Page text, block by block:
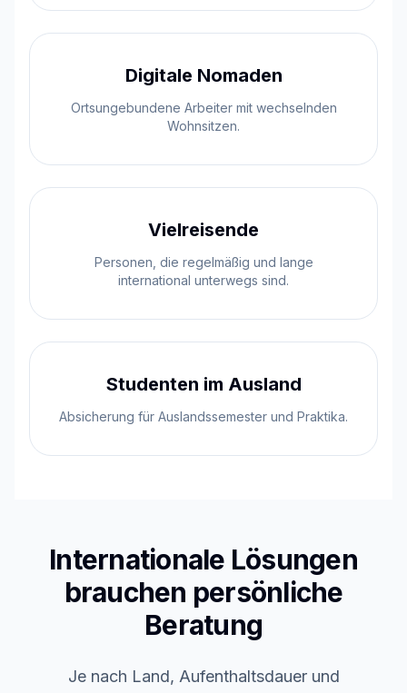
Digitale Nomaden
Ortsungebundene Arbeiter mit wechselnden
Wohnsitzen.
Vielreisende
Personen, die regelmäßig und lange
international unterwegs sind.
Studenten im Ausland
Absicherung für Auslandssemester und Praktika.
Internationale Lösungen
brauchen persönliche
Beratung
Je nach Land, Aufenthaltsdauer und